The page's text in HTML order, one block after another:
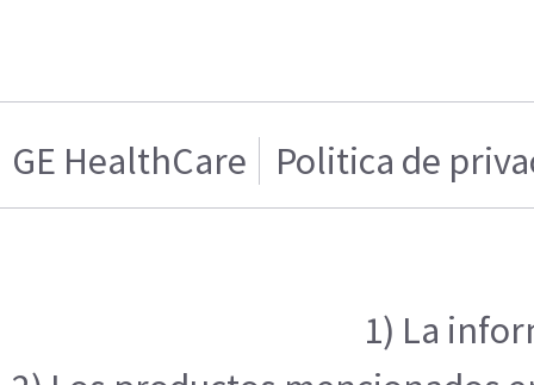
GE HealthCare Politica de
1) La